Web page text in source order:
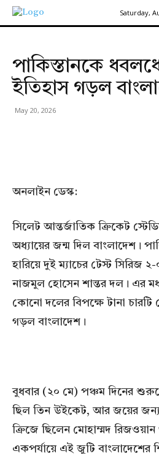
Saturday,
পাকিস্তানকে
ইতিহাস গড়ল
May 20, 2026
অনলাইন ডেস্ক:
সিলেট আন্তর্জাতিক ক্রিকেট
অধ্যায়ের জন্ম দিল বাংলাদেশ।
হারিয়ে দুই ম্যাচের টেস্ট সিরিজ
নাজমুল হোসেন শান্তর দল। এর
কোনো দলের বিপক্ষে টানা চারটি
গড়ল বাংলাদেশ।
বুধবার (২০ মে) পঞ্চম দিনের
ছিল তিন উইকেট, আর জয়ের জন্য
ক্রিজে ছিলেন মোহাম্মদ
একপর্যায়ে এই জুটি বাংলাদেশের